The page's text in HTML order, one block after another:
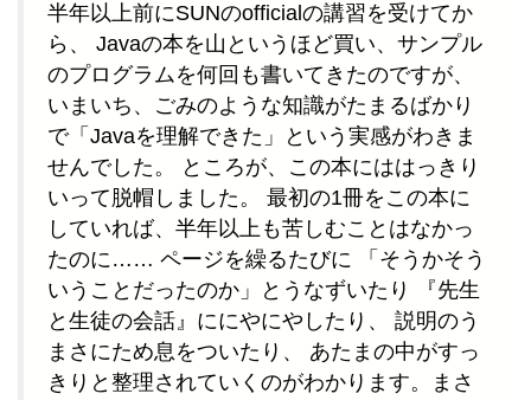
半年以上前にSUNのofficialの講習を受けてか
ら、 Javaの本を山というほど買い、サンプル
のプログラムを何回も書いてきたのですが、
いまいち、ごみのような知識がたまるばかり
で「Javaを理解できた」という実感がわきま
せんでした。 ところが、この本にははっきり
いって脱帽しました。 最初の1冊をこの本に
していれば、半年以上も苦しむことはなかっ
たのに…… ページを繰るたびに 「そうかそう
いうことだったのか」とうなずいたり 『先生
と生徒の会話』ににやにやしたり、 説明のう
まさにため息をついたり、 あたまの中がすっ
きりと整理されていくのがわかります。まさ